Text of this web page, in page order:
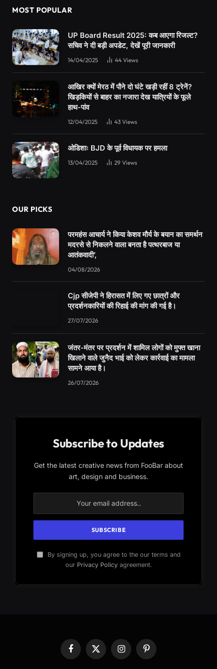
MOST POPULAR
UP Board Result 2025: कब आएगा रिजल्ट?
सचिव ने दी बड़ी अपडेट, देखें पूरी जानकारी
14/04/2025 44 Views
आखिर क्यों मेरठ में पौने दो घंटे खड़ी रहीं 8 ट्रेनें?
खिड़कियों से बाहर का नजारा देख यात्रियों के फूले
हाथ-पांव
12/04/2025 43 Views
ओडिशाः BJD के पूर्व विधायक पर हमला
13/04/2025 29 Views
OUR PICKS
परमहंस आचार्य ने किया केशव मौर्य के बयान का समर्थन
मदरसे से निकलने वाला बनता है पत्थरबाज या
आतंकवादी’,
04/08/2026
Cjp सीजेपी ने हिरासत में लिए गए छात्रों और
प्रदर्शनकारियों की रिहाई की मांग की गई है।
27/07/2026
जंतर-मंतर पर प्रदर्शन में शामिल लोगों को मुफ्त खाना
खिलाने वाले जुनैद भाई को लेकर कार्रवाई का मामला
सामने आया है।
26/07/2026
Subscribe to Updates
Get the latest creative news from FooBar about
art, design and business.
By signing up, you agree to the our terms and
our Privacy Policyagreement.
Facebook
X
(Twitter)
InstagramPinterest